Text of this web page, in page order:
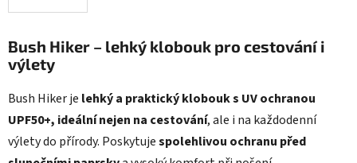
Bush Hiker – lehký klobouk pro cestování i
výlety
Bush Hiker je lehký a praktický klobouk s UV ochranou
UPF50+, ideální nejen na cestování, ale i na každodenní
výlety do přírody. Poskytujespolehlivou ochranu před